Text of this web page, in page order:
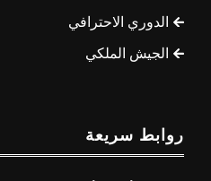
الدوري الاحترافي
الجيش الملكي
روابط سريعة